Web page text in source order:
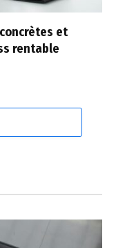
et
rentable